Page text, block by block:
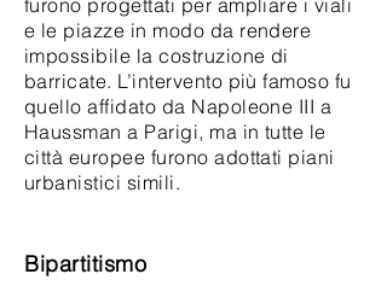
furono progettati per ampliare i viali
e le piazze in modo da rendere
impossibile la costruzione di
barricate. L’intervento più famoso fu
quello affidato da Napoleone III a
Haussman a Parigi, ma in tutte le
città europee furono adottati piani
urbanistici simili.
Bipartitismo